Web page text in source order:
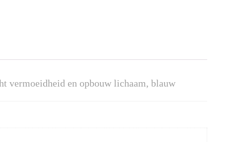
vermoeidheid en opbouw lichaam, blauw